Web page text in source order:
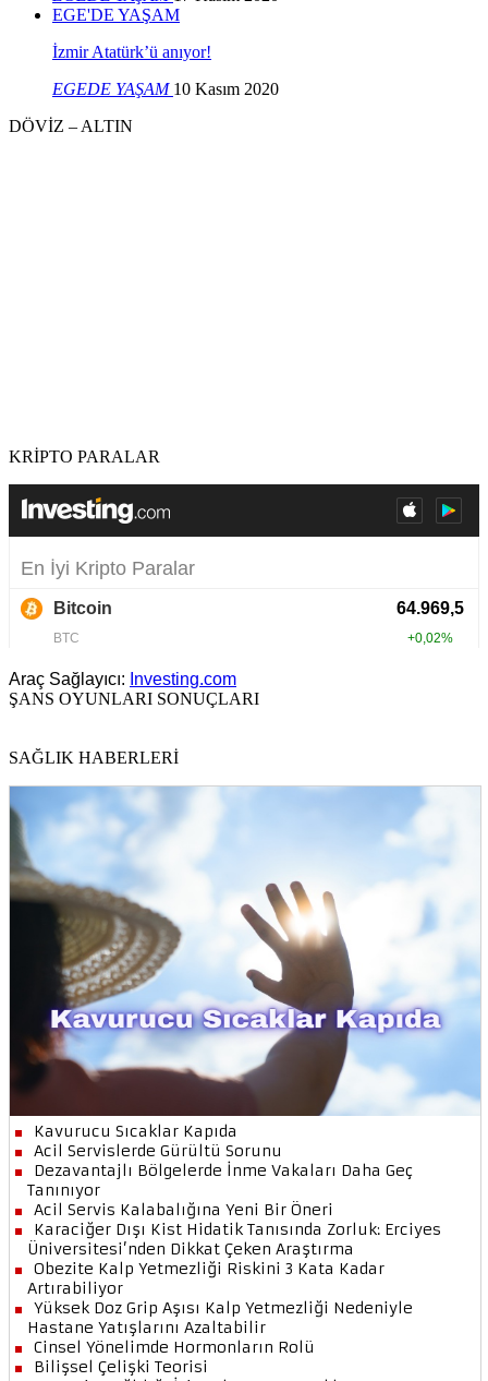
EGE'DE YAŞAM
İzmir Atatürk’ü anıyor!
EGEDE YAŞAM 10 Kasım 2020
DÖVİZ – ALTIN
KRİPTO PARALAR
Araç Sağlayıcı: Investing.com
ŞANS OYUNLARI SONUÇLARI
SAĞLIK HABERLERİ